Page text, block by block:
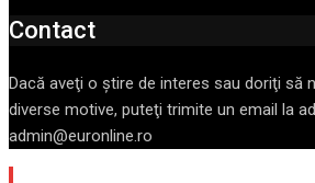
Contact
Dacă aveţi o ştire de interes sau doriţi să
diverse motive, puteţi trimite un email la
admin@euronline.ro